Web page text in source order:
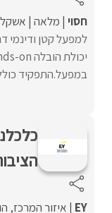
חסוי מלאה
למפעל קטן
במפעל.התפקיד
EY איזור המרכז